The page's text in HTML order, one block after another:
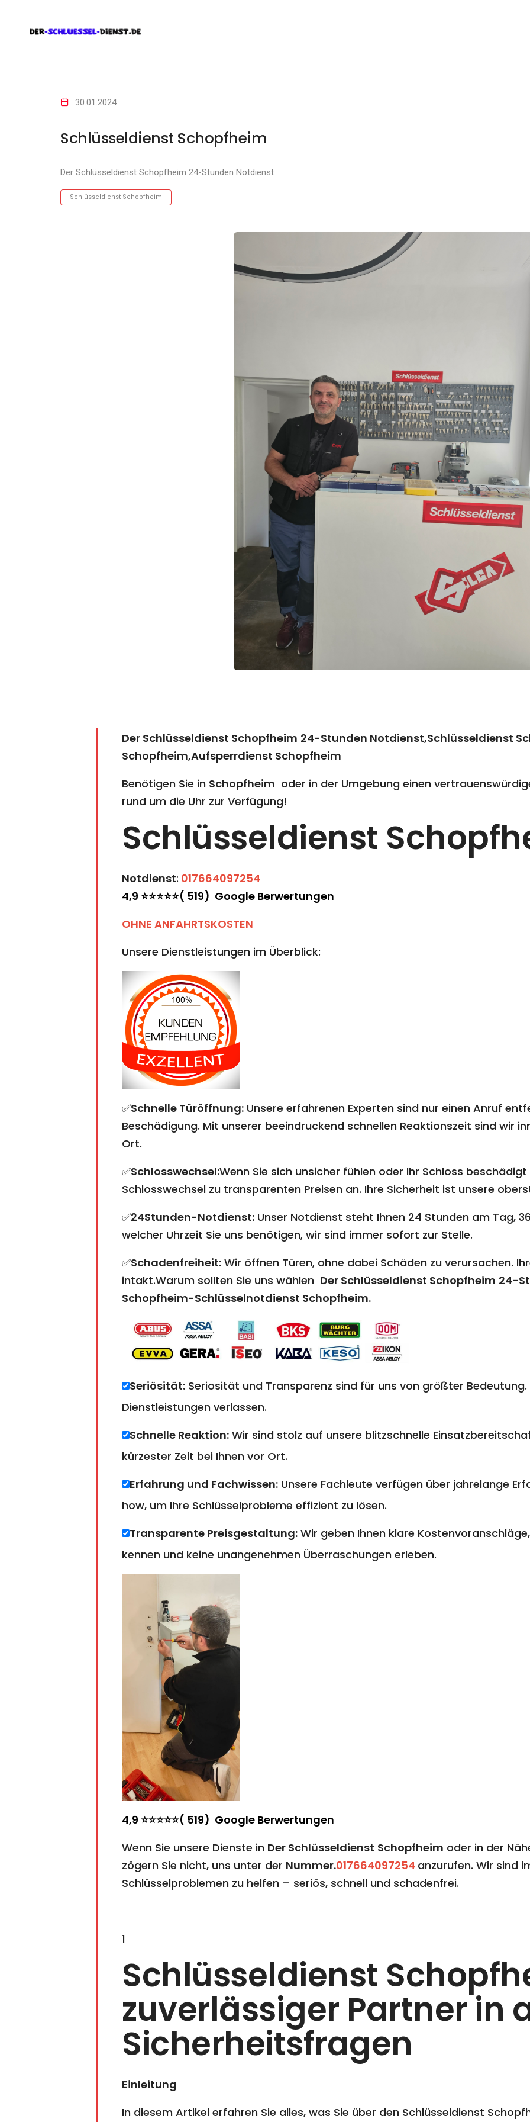
30.01.2024
Schlüsseldienst Schopfheim
Der Schlüsseldienst Schopfheim 24-Stunden Notdienst
Schlüsseldienst Schopfheim
Der Schlüsseldienst Schopfheim 24-Stunden Notdienst,Schlüsseldienst
Schopfheim,Aufsperrdienst Schopfheim
Benötigen Sie in Schopfheim oder in der Umgebung einen
rund um die Uhr zur Verfügung!
Schlüsseldienst
Notdienst: 017664097254
4,9 ⭐⭐⭐⭐⭐( 519) Google Berwertungen
OHNE ANFAHRTSKOSTEN
Unsere Dienstleistungen im Überblick:
✅Schnelle Türöffnung: Unsere erfahrenen Experten sind nur einen Anruf
Beschädigung. Mit unserer beeindruckend schnellen Reaktionszeit sind wir
Ort.
✅Schlosswechsel:Wenn Sie sich unsicher fühlen oder Ihr Schloss
Schlosswechsel zu transparenten Preisen an. Ihre Sicherheit ist unsere
✅24Stunden-Notdienst: Unser Notdienst steht Ihnen 24 Stunden am Tag,
welcher Uhrzeit Sie uns benötigen, wir sind immer sofort zur Stelle.
✅Schadenfreiheit: Wir öffnen Türen, ohne dabei Schäden zu verursachen.
intakt.Warum sollten Sie uns wählen Der Schlüsseldienst Schopfheim 24-
Schopfheim-Schlüsselnotdienst Schopfheim.
Seriösität: Seriosität und Transparenz sind für uns von größter
Dienstleistungen verlassen.
Schnelle Reaktion: Wir sind stolz auf unsere blitzschnelle
kürzester Zeit bei Ihnen vor Ort.
Erfahrung und Fachwissen: Unsere Fachleute verfügen über jahrelange
how, um Ihre Schlüsselprobleme effizient zu lösen.
Transparente Preisgestaltung: Wir geben Ihnen klare
kennen und keine unangenehmen Überraschungen erleben.
4,9 ⭐⭐⭐⭐⭐( 519) Google Berwertungen
Wenn Sie unsere Dienste in Der Schlüsseldienst Schopfheim oder in der
zögern Sie nicht, uns unter der Nummer.017664097254 anzurufen. Wir sind
Schlüsselproblemen zu helfen – seriös, schnell und schadenfrei.
1
Schlüsseldienst
zuverlässiger Partner in
Sicherheitsfragen
Einleitung
In diesem Artikel erfahren Sie alles, was Sie über den Schlüsseldienst